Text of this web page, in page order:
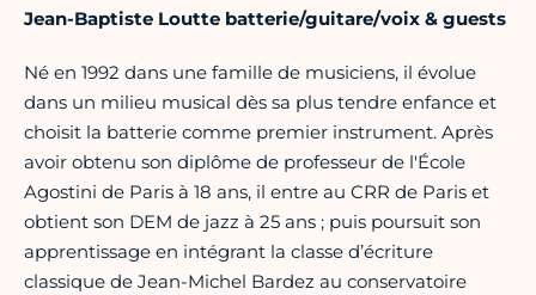
Jean-Baptiste Loutte batterie/guitare/voix & guests
Né en 1992 dans une famille de musiciens, il évolue
dans un milieu musical dès sa plus tendre enfance et
choisit la batterie comme premier instrument. Après
avoir obtenu son diplôme de professeur de l'École
Agostini de Paris à 18 ans, il entre au CRR de Paris et
obtient son DEM de jazz à 25 ans ; puis poursuit son
apprentissage en intégrant la classe d’écriture
classique de Jean-Michel Bardez au conservatoire